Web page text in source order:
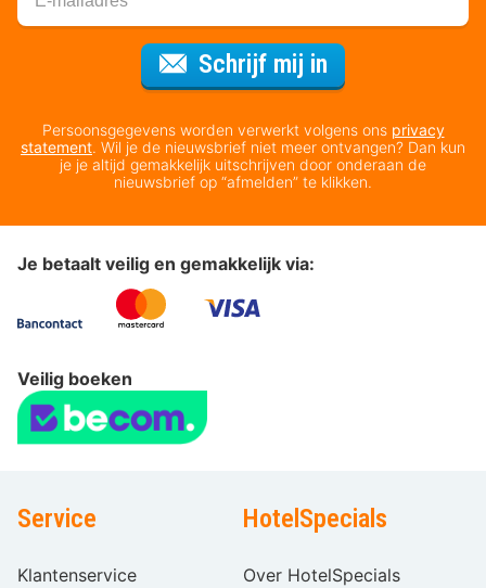
Schrijf mij in
Persoonsgegevens worden verwerkt volgens ons privacy
statement. Wil je de nieuwsbrief niet meer ontvangen? Dan kun
je je altijd gemakkelijk uitschrijven door onderaan de
nieuwsbrief op “afmelden” te klikken.
Je betaalt veilig en gemakkelijk via:
Veilig boeken
Service
Klantenservice
HotelSpecials
Over HotelSpecials